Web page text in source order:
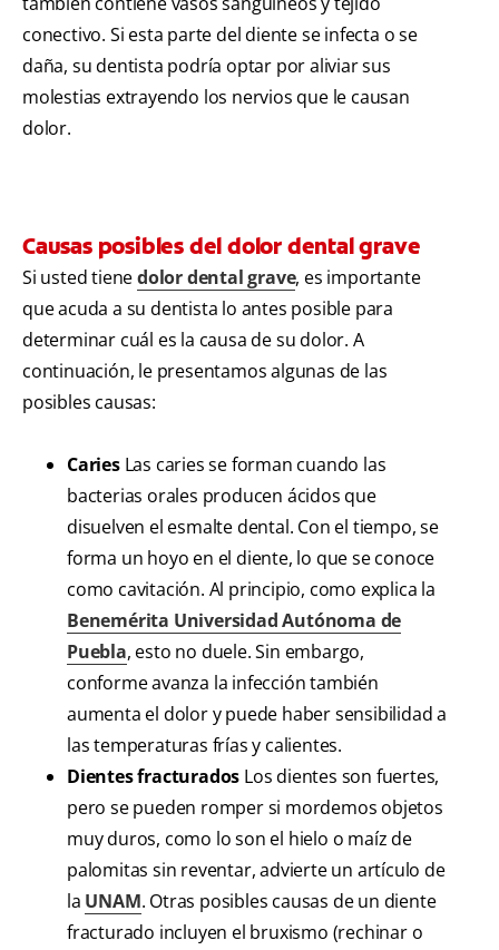
conectivo. Si esta parte del diente se infecta o se
daña, su dentista podría optar por aliviar sus
molestias extrayendo los nervios que le causan
dolor.
Causas posibles del dolor dental grave
Si usted tienedolor dental grave, es importante
que acuda a su dentista lo antes posible para
determinar cuál es la causa de su dolor. A
continuación, le presentamos algunas de las
posibles causas:
CariesLas caries se forman cuando las
bacterias orales producen ácidos que
disuelven el esmalte dental. Con el tiempo, se
forma un hoyo en el diente, lo que se conoce
como cavitación. Al principio, como explica la
Benemérita Universidad Autónoma de
Puebla, esto no duele. Sin embargo,
conforme avanza la infección también
aumenta el dolor y puede haber sensibilidad a
las temperaturas frías y calientes.
Dientes fracturados Los dientes son fuertes,
pero se pueden romper si mordemos objetos
muy duros, como lo son el hielo o maíz de
palomitas sin reventar, advierte un artículo de
la UNAM. Otras posibles causas de un diente
fracturado incluyen el bruxismo (rechinar o